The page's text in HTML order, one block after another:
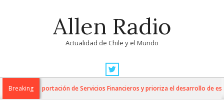
Allen Radio
Actualidad de Chile y el Mundo
Navigation
MenuBreaking
la Exportación de Servicios Financieros y prioriza el desarrollo de esta